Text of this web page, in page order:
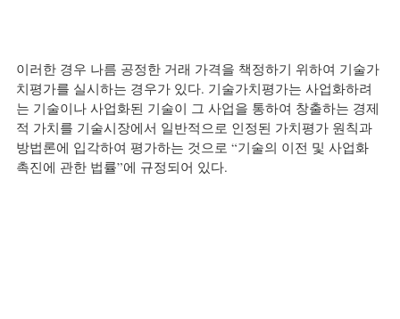
이러한 경우 나름 공정한 거래 가격을 책정하기 위하여 기술가
치평가를 실시하는 경우가 있다. 기술가치평가는 사업화하려
는 기술이나 사업화된 기술이 그 사업을 통하여 창출하는 경제
적 가치를 기술시장에서 일반적으로 인정된 가치평가 원칙과
방법론에 입각하여 평가하는 것으로 “기술의 이전 및 사업화
촉진에 관한 법률”에 규정되어 있다.